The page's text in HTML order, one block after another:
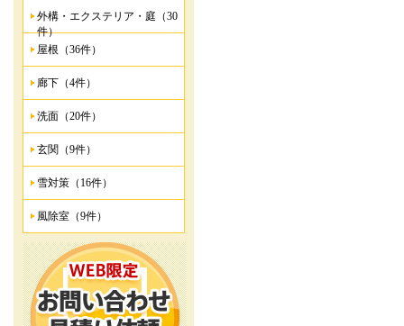
外構・エクステリア・庭（30
件）
屋根（36件）
廊下（4件）
洗面（20件）
玄関（9件）
雪対策（16件）
風除室（9件）